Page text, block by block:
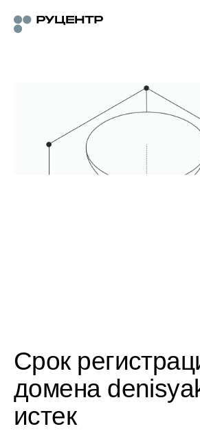
Срок
домена
истек